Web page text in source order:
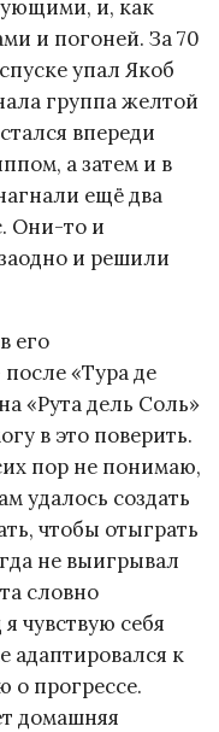
и, как
и погоней. За 70
упал Якоб
группа желтой
впереди
а затем и в
ещё два
Они-то и
и решили
его
«Тура де
«Рута дель Соль»
в это поверить.
пор не понимаю,
удалось создать
чтобы отыграть
не выигрывал
словно
чувствую себя
адаптировался к
о прогрессе.
домашняя